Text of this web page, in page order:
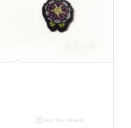
Voir les détails